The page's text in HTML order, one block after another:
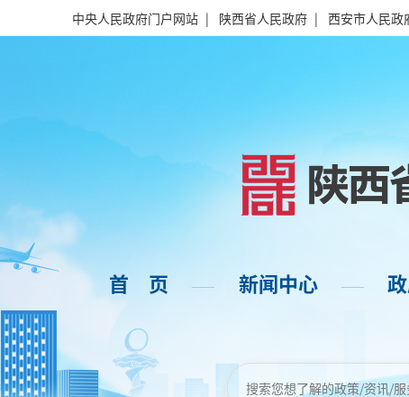
中央人民政府门户网站 | 陕西省人民政府 | 西安市人民政
首 页 —— 新闻中心 ——